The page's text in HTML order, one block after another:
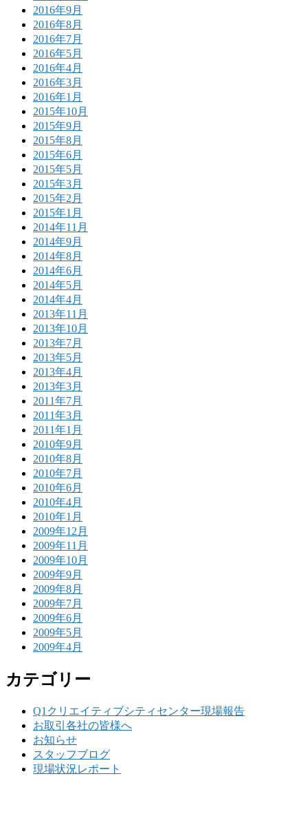
2016年9月
2016年8月
2016年7月
2016年5月
2016年4月
2016年3月
2016年1月
2015年10月
2015年9月
2015年8月
2015年6月
2015年5月
2015年3月
2015年2月
2015年1月
2014年11月
2014年9月
2014年8月
2014年6月
2014年5月
2014年4月
2013年11月
2013年10月
2013年7月
2013年5月
2013年4月
2013年3月
2011年7月
2011年3月
2011年1月
2010年9月
2010年8月
2010年7月
2010年6月
2010年4月
2010年1月
2009年12月
2009年11月
2009年10月
2009年9月
2009年8月
2009年7月
2009年6月
2009年5月
2009年4月
カテゴリー
Q1クリエイティブシティセンター現場報告
お取引各社の皆様へ
お知らせ
スタッフブログ
現場状況レポート